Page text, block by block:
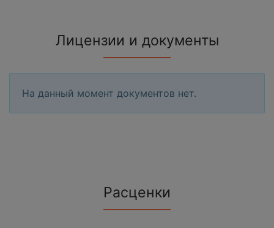
Лицензии и документы
На данный момент документов нет.
Расценки